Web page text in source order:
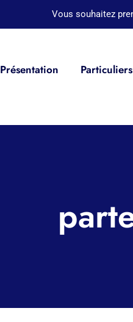
Vous souhaitez
Présentation Particuliers